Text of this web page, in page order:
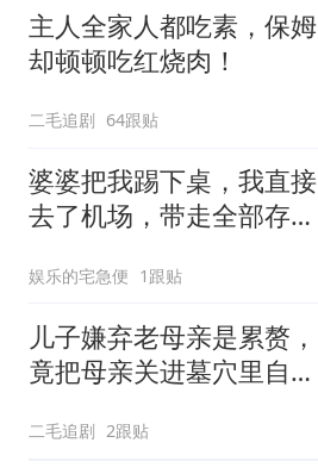
主人全家人都吃素，保姆
却顿顿吃红烧肉！
二毛追剧 64跟贴
婆婆把我踢下桌，我直接
去了机场，带走全部存
娱乐的宅急便 1跟贴
儿子嫌弃老母亲是累赘，
竟把母亲关进墓穴里自生
二毛追剧 2跟贴